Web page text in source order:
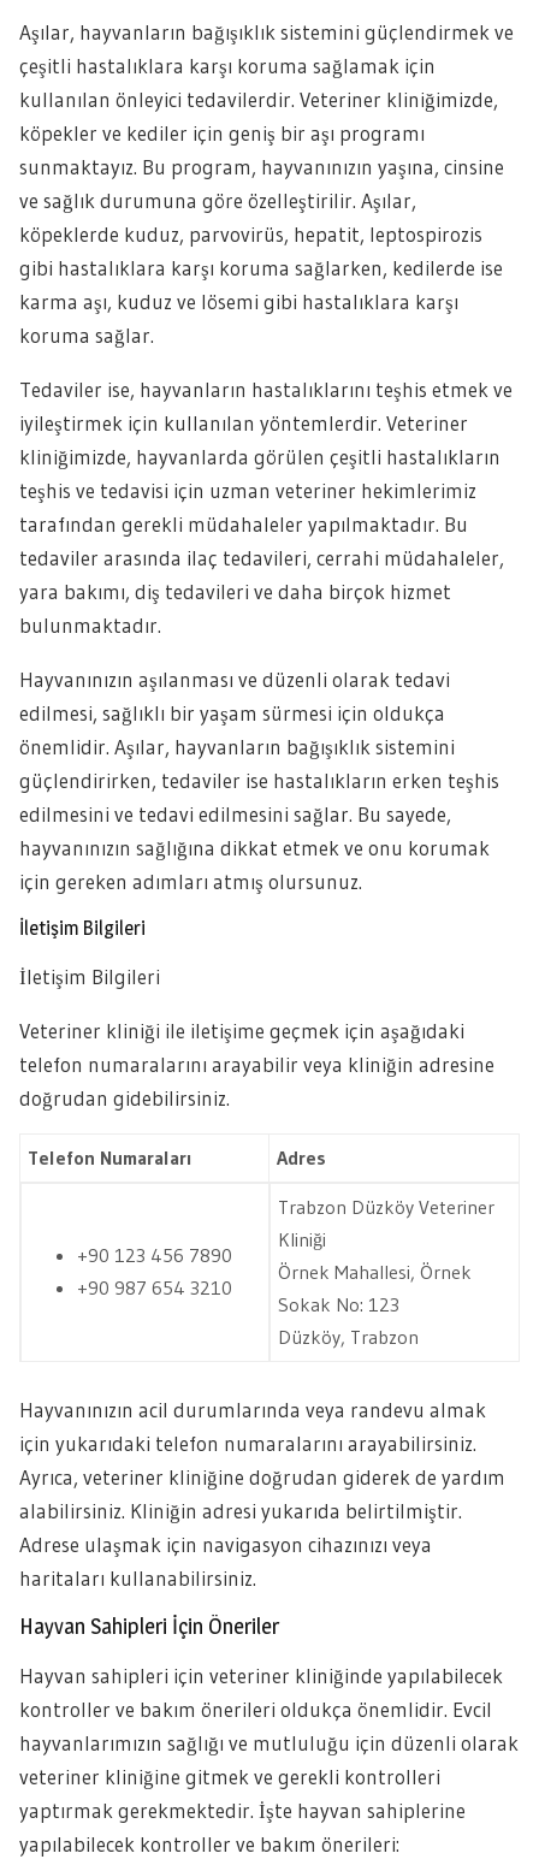
Aşılar, hayvanların bağışıklık sistemini güçlendirmek ve
çeşitli hastalıklara karşı koruma sağlamak için
kullanılan önleyici tedavilerdir. Veteriner kliniğimizde,
köpekler ve kediler için geniş bir aşı programı
sunmaktayız. Bu program, hayvanınızın yaşına, cinsine
ve sağlık durumuna göre özelleştirilir. Aşılar,
köpeklerde kuduz, parvovirüs, hepatit, leptospirozis
gibi hastalıklara karşı koruma sağlarken, kedilerde ise
karma aşı, kuduz ve lösemi gibi hastalıklara karşı
koruma sağlar.
Tedaviler ise, hayvanların hastalıklarını teşhis etmek ve
iyileştirmek için kullanılan yöntemlerdir. Veteriner
kliniğimizde, hayvanlarda görülen çeşitli hastalıkların
teşhis ve tedavisi için uzman veteriner hekimlerimiz
tarafından gerekli müdahaleler yapılmaktadır. Bu
tedaviler arasında ilaç tedavileri, cerrahi müdahaleler,
yara bakımı, diş tedavileri ve daha birçok hizmet
bulunmaktadır.
Hayvanınızın aşılanması ve düzenli olarak tedavi
edilmesi, sağlıklı bir yaşam sürmesi için oldukça
önemlidir. Aşılar, hayvanların bağışıklık sistemini
güçlendirirken, tedaviler ise hastalıkların erken teşhis
edilmesini ve tedavi edilmesini sağlar. Bu sayede,
hayvanınızın sağlığına dikkat etmek ve onu korumak
için gereken adımları atmış olursunuz.
İletişim Bilgileri
İletişim Bilgileri
Veteriner kliniği ile iletişime geçmek için aşağıdaki
telefon numaralarını arayabilir veya kliniğin adresine
doğrudan gidebilirsiniz.
Telefon Numaraları Adres
+90 123 456 7890
+90 987 654 3210
Trabzon Düzköy Veteriner
Kliniği
Örnek Mahallesi, Örnek
Sokak No: 123
Düzköy, Trabzon
Hayvanınızın acil durumlarında veya randevu almak
için yukarıdaki telefon numaralarını arayabilirsiniz.
Ayrıca, veteriner kliniğine doğrudan giderek de yardım
alabilirsiniz. Kliniğin adresi yukarıda belirtilmiştir.
Adrese ulaşmak için navigasyon cihazınızı veya
haritaları kullanabilirsiniz.
Hayvan Sahipleri İçin Öneriler
Hayvan sahipleri için veteriner kliniğinde yapılabilecek
kontroller ve bakım önerileri oldukça önemlidir. Evcil
hayvanlarımızın sağlığı ve mutluluğu için düzenli olarak
veteriner kliniğine gitmek ve gerekli kontrolleri
yaptırmak gerekmektedir. İşte hayvan sahiplerine
yapılabilecek kontroller ve bakım önerileri: